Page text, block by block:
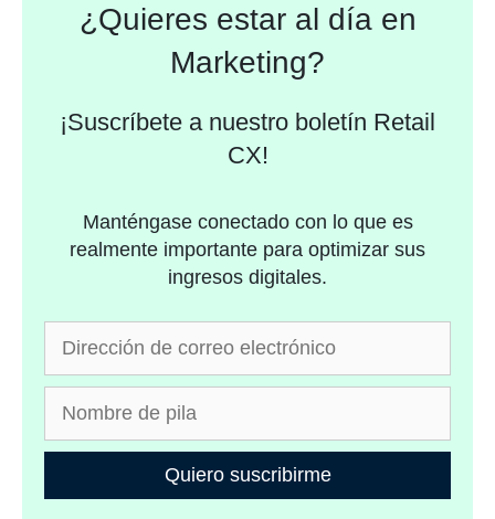
¿Quieres estar al día en
Marketing?
¡Suscríbete a nuestro boletín Retail
CX!
Manténgase conectado con lo que es
realmente importante para optimizar sus
ingresos digitales.
Quiero suscribirme